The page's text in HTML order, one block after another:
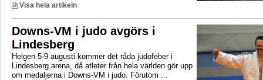
Visa hela artikeln
Downs-VM i judo avgörs i
Lindesberg
Helgen 5-9 augusti kommer det råda judofeber i
Lindesberg arena, då atleter från hela världen gör upp
om medaljerna i Downs-VM i judo. Förutom ...